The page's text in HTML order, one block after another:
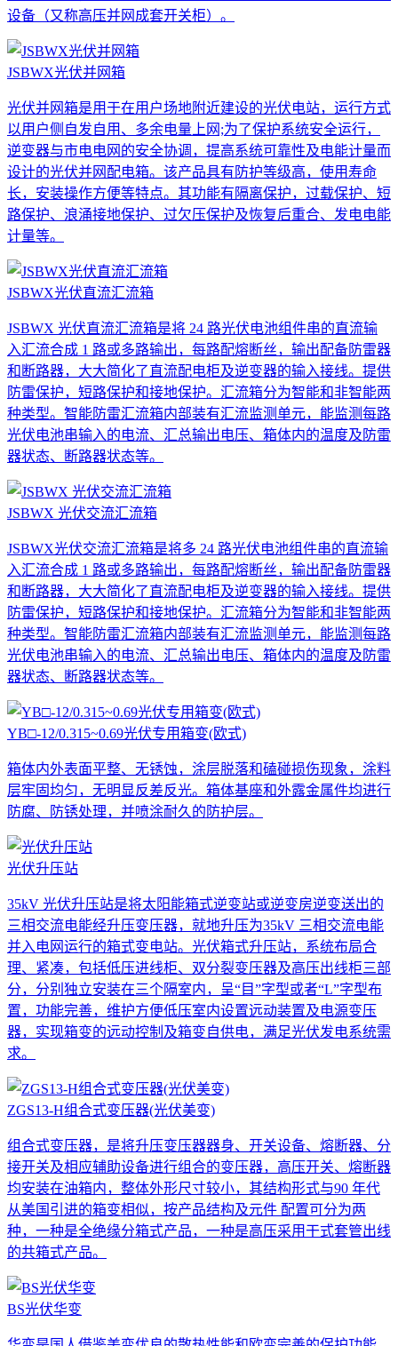
设备（又称高压并网成套开关柜）。
JSBWX光伏并网箱
光伏并网箱是用于在用户场地附近建设的光伏电站，运行方式
以用户侧自发自用、多余电量上网;为了保护系统安全运行，
逆变器与市电电网的安全协调，提高系统可靠性及电能计量而
设计的光伏并网配电箱。该产品具有防护等级高，使用寿命
长，安装操作方便等特点。其功能有隔离保护，过载保护、短
路保护、浪涌接地保护、过欠压保护及恢复后重合、发电电能
计量等。
JSBWX光伏直流汇流箱
JSBWX 光伏直流汇流箱是将 24 路光伏电池组件串的直流输
入汇流合成 1 路或多路输出，每路配熔断丝，输出配备防雷器
和断路器，大大简化了直流配电柜及逆变器的输入接线。提供
防雷保护，短路保护和接地保护。汇流箱分为智能和非智能两
种类型。智能防雷汇流箱内部装有汇流监测单元，能监测每路
光伏电池串输入的电流、汇总输出电压、箱体内的温度及防雷
器状态、断路器状态等。
JSBWX 光伏交流汇流箱
JSBWX光伏交流汇流箱是将多 24 路光伏电池组件串的直流输
入汇流合成 1 路或多路输出，每路配熔断丝，输出配备防雷器
和断路器，大大简化了直流配电柜及逆变器的输入接线。提供
防雷保护，短路保护和接地保护。汇流箱分为智能和非智能两
种类型。智能防雷汇流箱内部装有汇流监测单元，能监测每路
光伏电池串输入的电流、汇总输出电压、箱体内的温度及防雷
器状态、断路器状态等。
YB□-12/0.315~0.69光伏专用箱变(欧式)
箱体内外表面平整、无锈蚀，涂层脱落和磕碰损伤现象，涂料
层牢固均匀，无明显反差反光。箱体基座和外露金属件均进行
防腐、防锈处理，并喷涂耐久的防护层。
光伏升压站
35kV 光伏升压站是将太阳能箱式逆变站或逆变房逆变送出的
三相交流电能经升压变压器，就地升压为35kV 三相交流电能
并入电网运行的箱式变电站。光伏箱式升压站，系统布局合
理、紧凑，包括低压进线柜、双分裂变压器及高压出线柜三部
分，分别独立安装在三个隔室内，呈“目”字型或者“L”字型布
置，功能完善，维护方便低压室内设置远动装置及电源变压
器，实现箱变的远动控制及箱变自供电，满足光伏发电系统需
求。
ZGS13-H组合式变压器(光伏美变)
组合式变压器，是将升压变压器器身、开关设备、熔断器、分
接开关及相应辅助设备进行组合的变压器，高压开关、熔断器
均安装在油箱内，整体外形尺寸较小，其结构形式与90 年代
从美国引进的箱变相似，按产品结构及元件 配置可分为两
种，一种是全绝缘分箱式产品，一种是高压采用干式套管出线
的共箱式产品。
BS光伏华变